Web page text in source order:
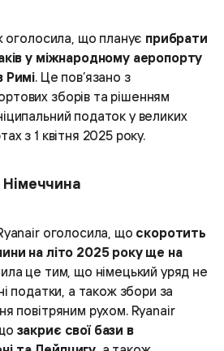
оголосила, що планує прибрати
у міжнародному аеропорту
Римі. Це пов’язано з
зборів та рішенням
податок у великих
з 1 квітня 2025 року.
Німеччина
оголосила, що скоротить
на літо 2025 року ще на
це тим, що німецький уряд не
податки, а також збори за
повітряним рухом. Ryanair
закриє свої бази в